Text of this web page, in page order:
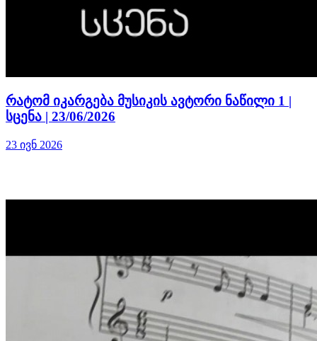
რატომ იკარგება მუსიკის ავტორი ნაწილი 1 |
სცენა | 23/06/2026
23 ივნ 2026